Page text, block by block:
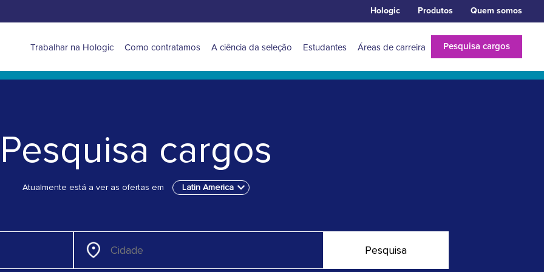
Hologic Produtos Quem somos
Navigation
for
Trabalhar na Hologic Como contratamos A ciência da seleção Estudantes Áreas de carreira Pesquisa cargos
Pesquisa cargos
Atualmente está a ver as ofertas em Latin America